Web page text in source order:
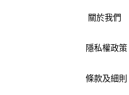
關於我們
隱私權政策
條款及細則